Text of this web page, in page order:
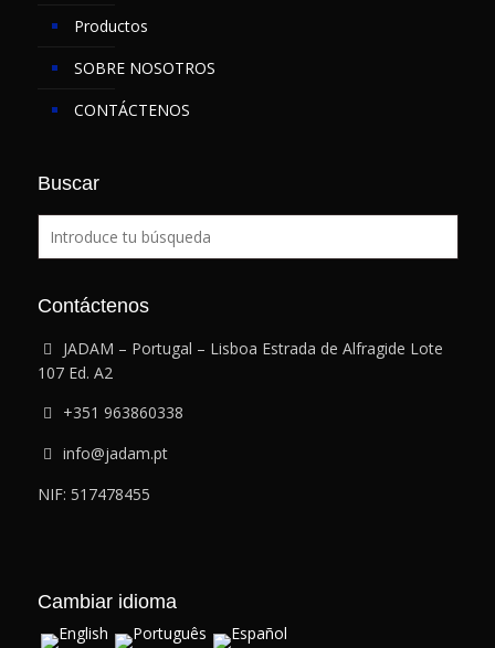
Productos
SOBRE NOSOTROS
CONTÁCTENOS
Buscar
Contáctenos
JADAM – Portugal – Lisboa Estrada de Alfragide Lote
107 Ed. A2
+351 963860338
info@jadam.pt
NIF: 517478455
Cambiar idioma